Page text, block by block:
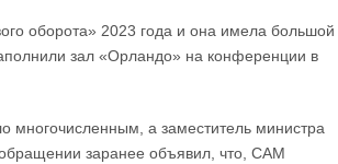
оборота» 2023 года и она имела большой
зал «Орландо» на конференции в
многочисленным, а заместитель министра
заранее объявил, что, CAM